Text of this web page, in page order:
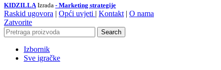
KIDZILLA Izrada - Marketing strategije
Raskid ugovora | Opći uvjeti | Kontakt | O nama
Zatvorite
Search
Izbornik
Sve igračke